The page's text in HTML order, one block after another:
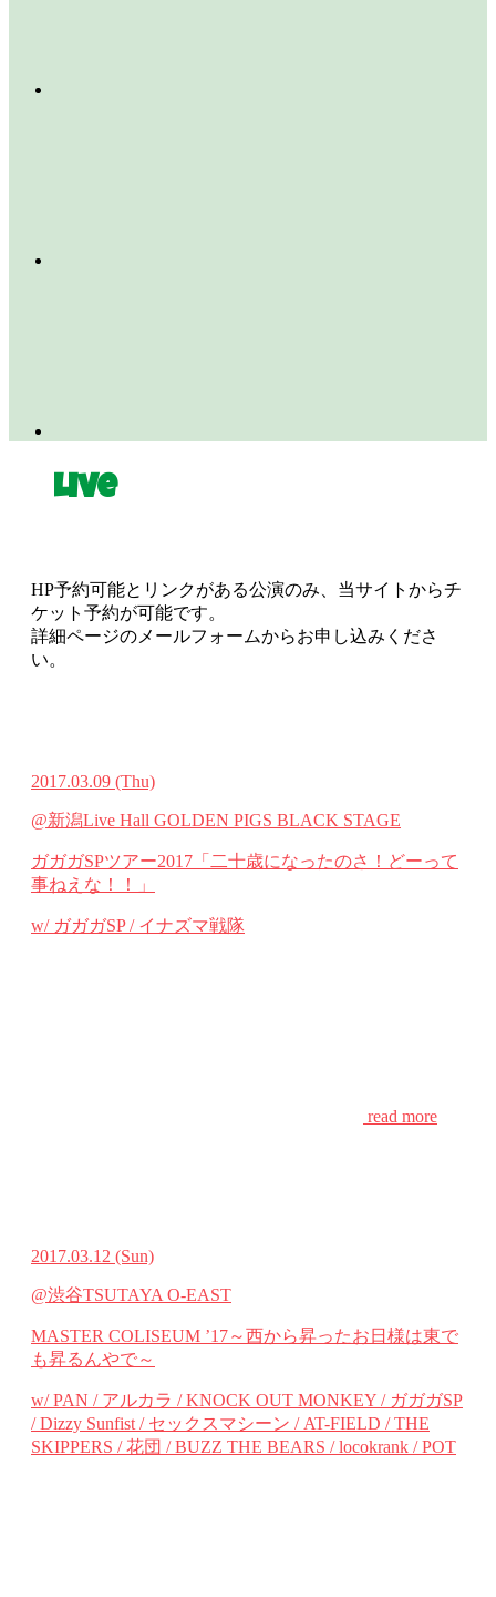
Live
HP予約可能とリンクがある公演のみ、当サイトからチ
ケット予約が可能です。
詳細ページのメールフォームからお申し込みくださ
い。
2017.03.09 (Thu)
@新潟Live Hall GOLDEN PIGS BLACK STAGE
ガガガSPツアー2017「二十歳になったのさ！どーって
事ねえな！！」
w/ ガガガSP / イナズマ戦隊
read more
2017.03.12 (Sun)
@渋谷TSUTAYA O-EAST
MASTER COLISEUM ’17～西から昇ったお日様は東で
も昇るんやで～
w/ PAN / アルカラ / KNOCK OUT MONKEY / ガガガSP
/ Dizzy Sunfist / セックスマシーン / AT-FIELD / THE
SKIPPERS / 花団 / BUZZ THE BEARS / locokrank / POT